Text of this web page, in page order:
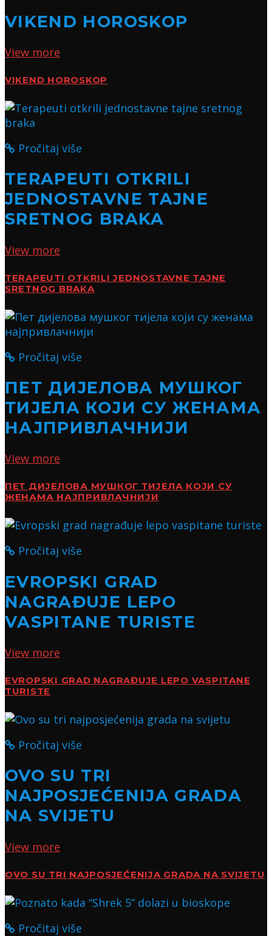
VIKEND HOROSKOP
View more
VIKEND HOROSKOP
Pročitaj više
TERAPEUTI OTKRILI
JEDNOSTAVNE TAJNE
SRETNOG BRAKA
View more
TERAPEUTI OTKRILI JEDNOSTAVNE TAJNE
SRETNOG BRAKA
Pročitaj više
ПЕТ ДИЈЕЛОВА МУШКОГ
ТИЈЕЛА КОЈИ СУ ЖЕНАМА
НАЈПРИВЛАЧНИЈИ
View more
ПЕТ ДИЈЕЛОВА МУШКОГ ТИЈЕЛА КОЈИ СУ
ЖЕНАМА НАЈПРИВЛАЧНИЈИ
Pročitaj više
EVROPSKI GRAD
NAGRAĐUJE LEPO
VASPITANE TURISTE
View more
EVROPSKI GRAD NAGRAĐUJE LEPO VASPITANE
TURISTE
Pročitaj više
OVO SU TRI
NAJPOSJEĆENIJA GRADA
NA SVIJETU
View more
OVO SU TRI NAJPOSJEĆENIJA GRADA NA SVIJETU
Pročitaj više